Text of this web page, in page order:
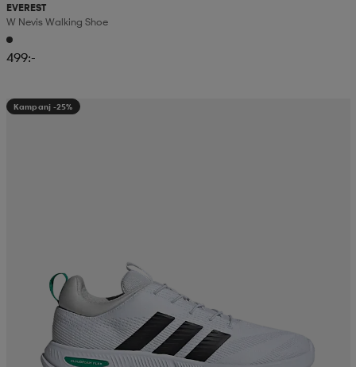
EVEREST
W Nevis Walking Shoe
499:-
Kampanj -25%